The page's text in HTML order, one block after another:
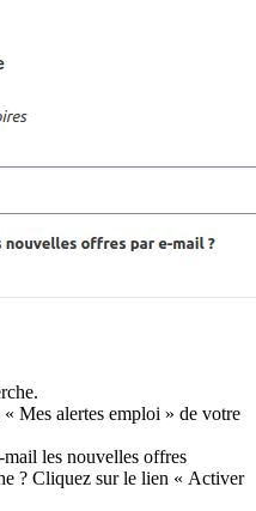
Mes alertes emploi » de votre
les nouvelles offres
? Cliquez sur le lien « Activer